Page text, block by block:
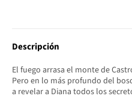
Descripción
El fuego arrasa el monte de
Pero en lo más profundo del
a revelar a Diana todos los